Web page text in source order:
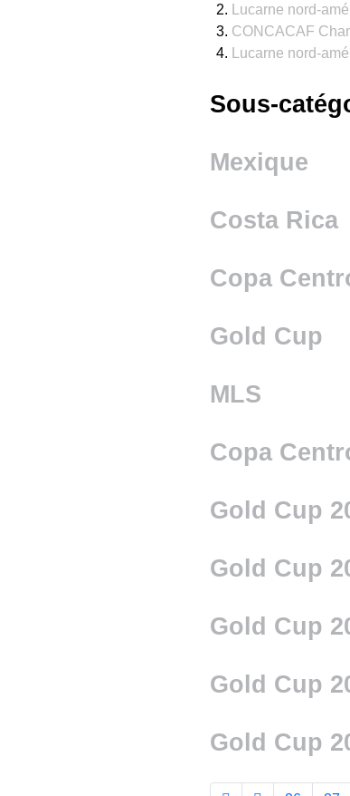
Lucarne nord-
CONCACAF
Lucarne nord-
Sous-
Mexique
Costa Rica
Copa
Gold Cup
MLS
Copa
Gold Cup
Gold Cup
Gold Cup
Gold Cup
Gold Cup